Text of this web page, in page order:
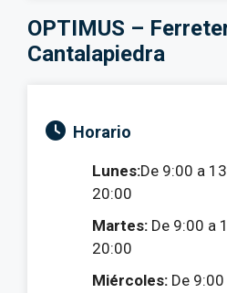
OPTIMUS –
Cantalapiedra
Horario
Lunes:De 9:00 a
20:00
Martes: De 9:00 a
20:00
Miércoles: De